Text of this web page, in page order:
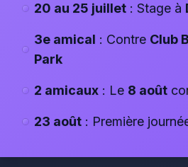
20 au 25 juillet : Stage à
3e amical : Contre Club
Park
2 amicaux : Le 8 août
23 août : Première